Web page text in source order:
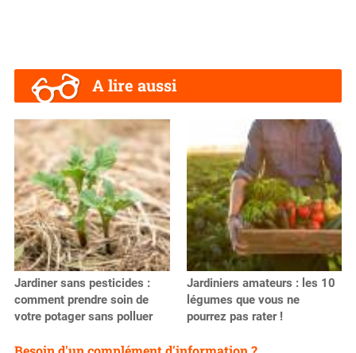
A lire aussi
Jardiner sans pesticides :
comment prendre soin de
votre potager sans polluer
Jardiniers amateurs : les 10
légumes que vous ne
pourrez pas rater !